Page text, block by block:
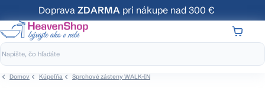
na
obsah
Doprava ZDARMA pri nákupe nad 300 €
Domov Kúpeľňa Sprchové zásteny WALK-IN